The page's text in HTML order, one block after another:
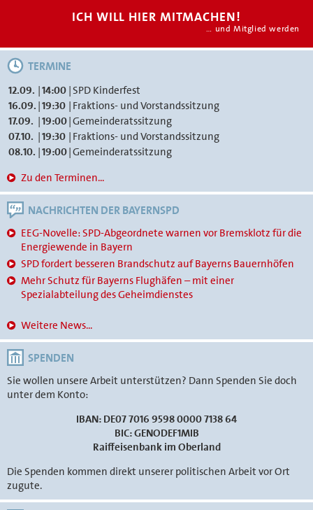
ICH WILL HIER MITMACHEN!
… und Mitglied werden
TERMINE
12.09. |14:00 |SPD Kinderfest
16.09. |19:30 | Fraktions- und Vorstandssitzung
17.09. |19:00|Gemeinderatssitzung
07.10. |19:30 | Fraktions- und Vorstandssitzung
08.10. |19:00|Gemeinderatssitzung
Zu den Terminen...
NACHRICHTEN DER BAYERNSPD
EEG-Novelle: SPD-Abgeordnete warnen vor Bremsklotz für die
Energiewende in Bayern
SPD fordert besseren Brandschutz auf Bayerns Bauernhöfen
Mehr Schutz für Bayerns Flughäfen – mit einer
Spezialabteilung des Geheimdienstes
Weitere News...
SPENDEN
Sie wollen unsere Arbeit unterstützen? Dann Spenden Sie doch
unter dem Konto:
IBAN: DE07 7016 9598 0000 7138 64
BIC: GENODEF1MIB
Raiffeisenbank im Oberland
Die Spenden kommen direkt unserer politischen Arbeit vor Ort
zugute.